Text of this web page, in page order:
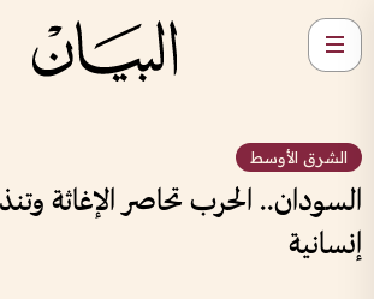
الشرق الأوسط
السودان.. الحرب تحاصر الإغاثة
إنسانية